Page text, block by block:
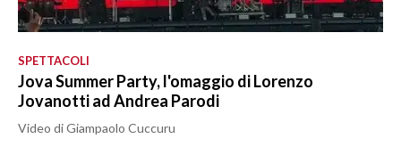
SPETTACOLI
Jova Summer Party, l'omaggio di Lorenzo
Jovanotti ad Andrea Parodi
Video di Giampaolo Cuccuru